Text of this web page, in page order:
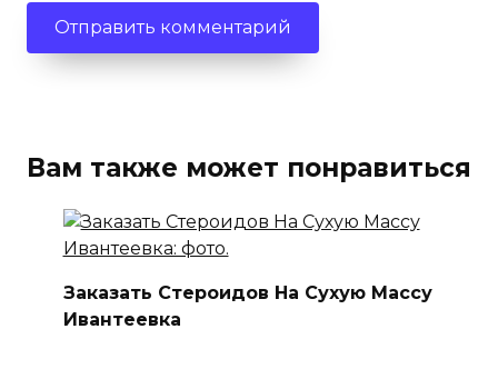
Вам также может понравиться
Заказать Стероидов На Сухую Массу
Ивантеевка